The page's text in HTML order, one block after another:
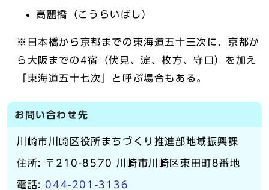
高麗橋（こうらいばし）
※日本橋から京都までの東海道五十三次に、京都か
ら大阪までの4宿（伏見、淀、枚方、守口）を加え
「東海道五十七次」と呼ぶ場合もある。
お問い合わせ先
川崎市川崎区役所まちづくり推進部地域振興課
住所: 〒210-8570 川崎市川崎区東田町8番地
電話: 044-201-3136